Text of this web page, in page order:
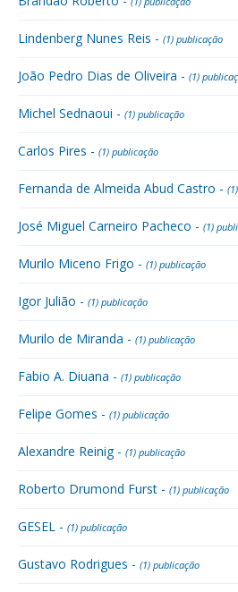
Lindenberg Nunes Reis - (1) publicação
João Pedro Dias de Oliveira - (1)
Michel Sednaoui - (1) publicação
Carlos Pires - (1) publicação
Fernanda de Almeida Abud Castro -
José Miguel Carneiro Pacheco - (1)
Murilo Miceno Frigo - (1) publicação
Igor Julião - (1) publicação
Murilo de Miranda - (1) publicação
Fabio A. Diuana - (1) publicação
Felipe Gomes - (1) publicação
Alexandre Reinig - (1) publicação
Roberto Drumond Furst - (1) publicação
GESEL - (1) publicação
Gustavo Rodrigues - (1) publicação